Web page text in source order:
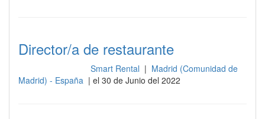
Director/a de restaurante
Smart Rental | Madrid (Comunidad de
Madrid) - España | el 30 de Junio del 2022